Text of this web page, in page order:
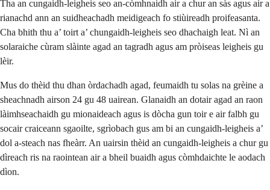
Tha an cungaidh-leigheis seo an-còmhnaidh air a chur an sàs agus air a
rianachd ann an suidheachadh meidigeach fo stiùireadh proifeasanta.
Cha bhith thu a’ toirt a’ chungaidh-leigheis seo dhachaigh leat. Nì an
solaraiche cùram slàinte agad an tagradh agus am pròiseas leigheis gu
lèir.
Mus do thèid thu dhan òrdachadh agad, feumaidh tu solas na grèine a
sheachnadh airson 24 gu 48 uairean. Glanaidh an dotair agad an raon
làimhseachaidh gu mionaideach agus is dòcha gun toir e air falbh gu
socair craiceann sgaoilte, sgrìobach gus am bi an cungaidh-leigheis a’
dol a-steach nas fheàrr. An uairsin thèid an cungaidh-leigheis a chur gu
dìreach ris na raointean air a bheil buaidh agus còmhdaichte le aodach
dìon.